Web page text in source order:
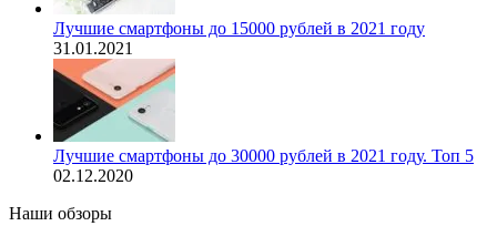
Лучшие смартфоны до 15000 рублей в 2021 году
31.01.2021
Лучшие смартфоны до 30000 рублей в 2021 году. Топ 5
02.12.2020
Наши обзоры